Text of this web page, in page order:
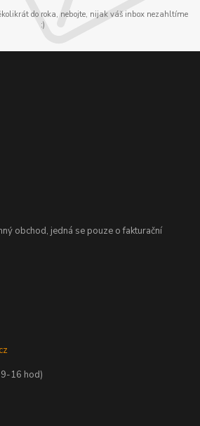
do roka, nebojte, nijak váš inbox nezahltíme
:)
obchod, jedná se pouze o fakturační
16 hod)